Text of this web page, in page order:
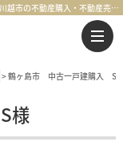
鶴ヶ島市 中古一戸建購入 S様 | 鶴ヶ島市・坂戸市・東松山市・川越市の不動産購入・不動産売却のことならセンチュリー21明和ハウス
鶴ヶ島市 中古一戸建購入 S
様